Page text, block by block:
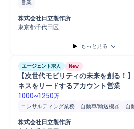
営業
株式会社日立製作所
東京都千代田区
もっと見る
エージェント求人 New
【次世代モビリティの未来を創る！
ネスをリードするアカウント営業
1000~1250万
コンサルティング業務 自動車/輸送機器 自
営業
分析 コンサルタント
株式会社日立製作所